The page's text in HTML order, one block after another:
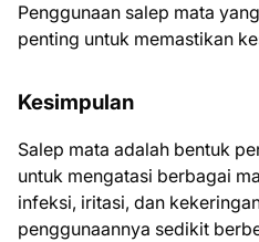
Penggunaan salep mata
penting untuk memastikan
Kesimpulan
Salep mata adalah bentuk
untuk mengatasi berbagai
infeksi, iritasi, dan
penggunaannya sedikit